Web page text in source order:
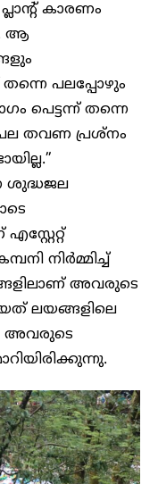
കാരണം
ആ
പലപ്പോഴും
പെട്ടന്ന് തന്നെ
തവണ പ്രശ്നം
ശുദ്ധജല
നിർമ്മിച്ച്
അവരുടെ
ലയങ്ങളിലെ
അവരുടെ